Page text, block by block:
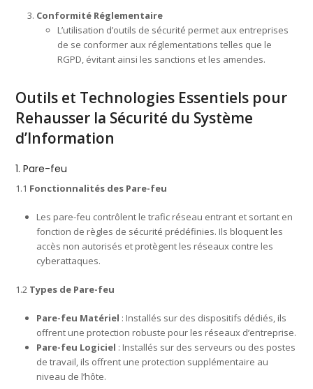
Conformité Réglementaire
L’utilisation d’outils de sécurité permet aux entreprises
de se conformer aux réglementations telles que le
RGPD, évitant ainsi les sanctions et les amendes.
Outils et Technologies Essentiels pour
Rehausser la Sécurité du Système
d’Information
1. Pare-feu
1.1 Fonctionnalités des Pare-feu
Les pare-feu contrôlent le trafic réseau entrant et sortant en
fonction de règles de sécurité prédéfinies. Ils bloquent les
accès non autorisés et protègent les réseaux contre les
cyberattaques.
1.2 Types de Pare-feu
Pare-feu Matériel : Installés sur des dispositifs dédiés, ils
offrent une protection robuste pour les réseaux d’entreprise.
Pare-feu Logiciel : Installés sur des serveurs ou des postes
de travail, ils offrent une protection supplémentaire au
niveau de l’hôte.